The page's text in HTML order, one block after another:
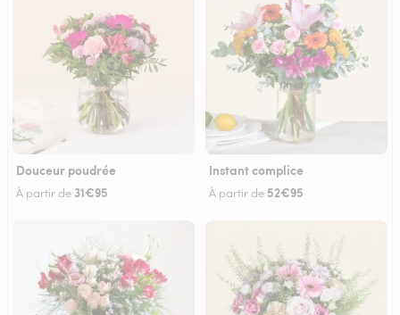
Douceur poudrée
À partir de 31€95
Instant complice
À partir de 52€95